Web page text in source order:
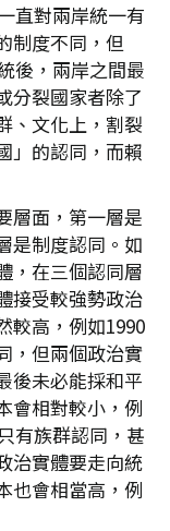
直對兩岸統一有
制度不同，但
後，兩岸之間最
分裂國家者除了
、文化上，割裂
」的認同，而賴
層面，第一層是
是制度認同。如
，在三個認同層
接受較強勢政治
較高，例如1990
，但兩個政治實
後未必能採和平
會相對較小，例
有族群認同，甚
治實體要走向統
也會相當高，例